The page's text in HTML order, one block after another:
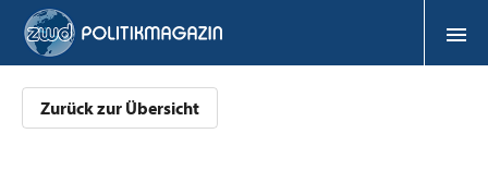
Zurück zur Übersicht